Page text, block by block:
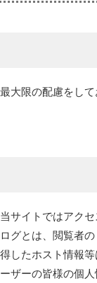
大限の配慮をし
サイトではアク
グとは、閲覧者
したホスト情報
ザーの皆様の個